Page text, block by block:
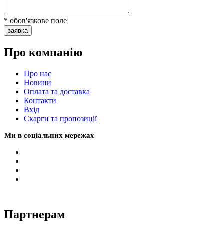
* обов'язкове поле
заявка
Про компанію
Про нас
Новини
Оплата та доставка
Контакти
Вхiд
Скарги та пропозиції
Ми в соціальних мережах
Партнерам